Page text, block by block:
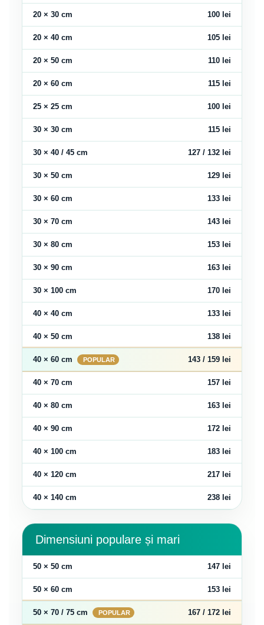
20 × 30 cm 100 lei
20 × 40 cm 105 lei
20 × 50 cm 110 lei
20 × 60 cm 115 lei
25 × 25 cm 100 lei
30 × 30 cm 115 lei
30 × 40 / 45 cm 127 / 132 lei
30 × 50 cm 129 lei
30 × 60 cm 133 lei
30 × 70 cm 143 lei
30 × 80 cm 153 lei
30 × 90 cm 163 lei
30 × 100 cm 170 lei
40 × 40 cm 133 lei
40 × 50 cm 138 lei
40 × 60 cm 143 / 159 lei
40 × 70 cm 157 lei
40 × 80 cm 163 lei
40 × 90 cm 172 lei
40 × 100 cm 183 lei
40 × 120 cm 217 lei
40 × 140 cm 238 lei
Dimensiuni populare și mari
50 × 50 cm 147 lei
50 × 60 cm 153 lei
50 × 70 / 75 cm 167 / 172 lei